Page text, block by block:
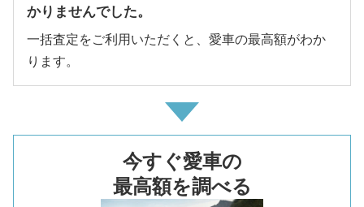
かりませんでした。
一括査定をご利用いただくと、愛車の最高額がわか
ります。
今すぐ愛車の
最高額を調べる